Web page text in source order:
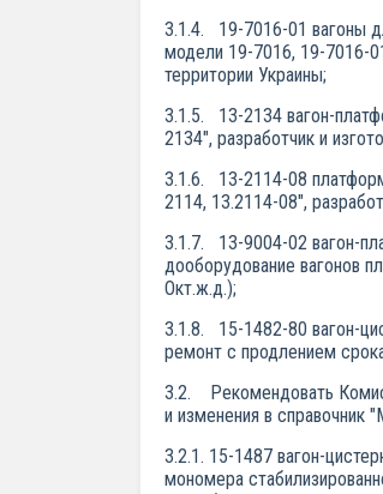
3.1.4. 19-7016-01 вагоны
модели 19-7016, 19-7016-
территории Украины;
3.1.5. 13-2134 вагон-
2134", разработчик и
3.1.6. 13-2114-08
2114, 13.2114-08",
3.1.7. 13-9004-02 вагон-
дооборудование вагонов
Окт.ж.д.);
3.1.8. 15-1482-80 вагон-
ремонт с продлением
3.2. Рекомендовать
и изменения в справочник
3.2.1. 15-1487 вагон-
мономера